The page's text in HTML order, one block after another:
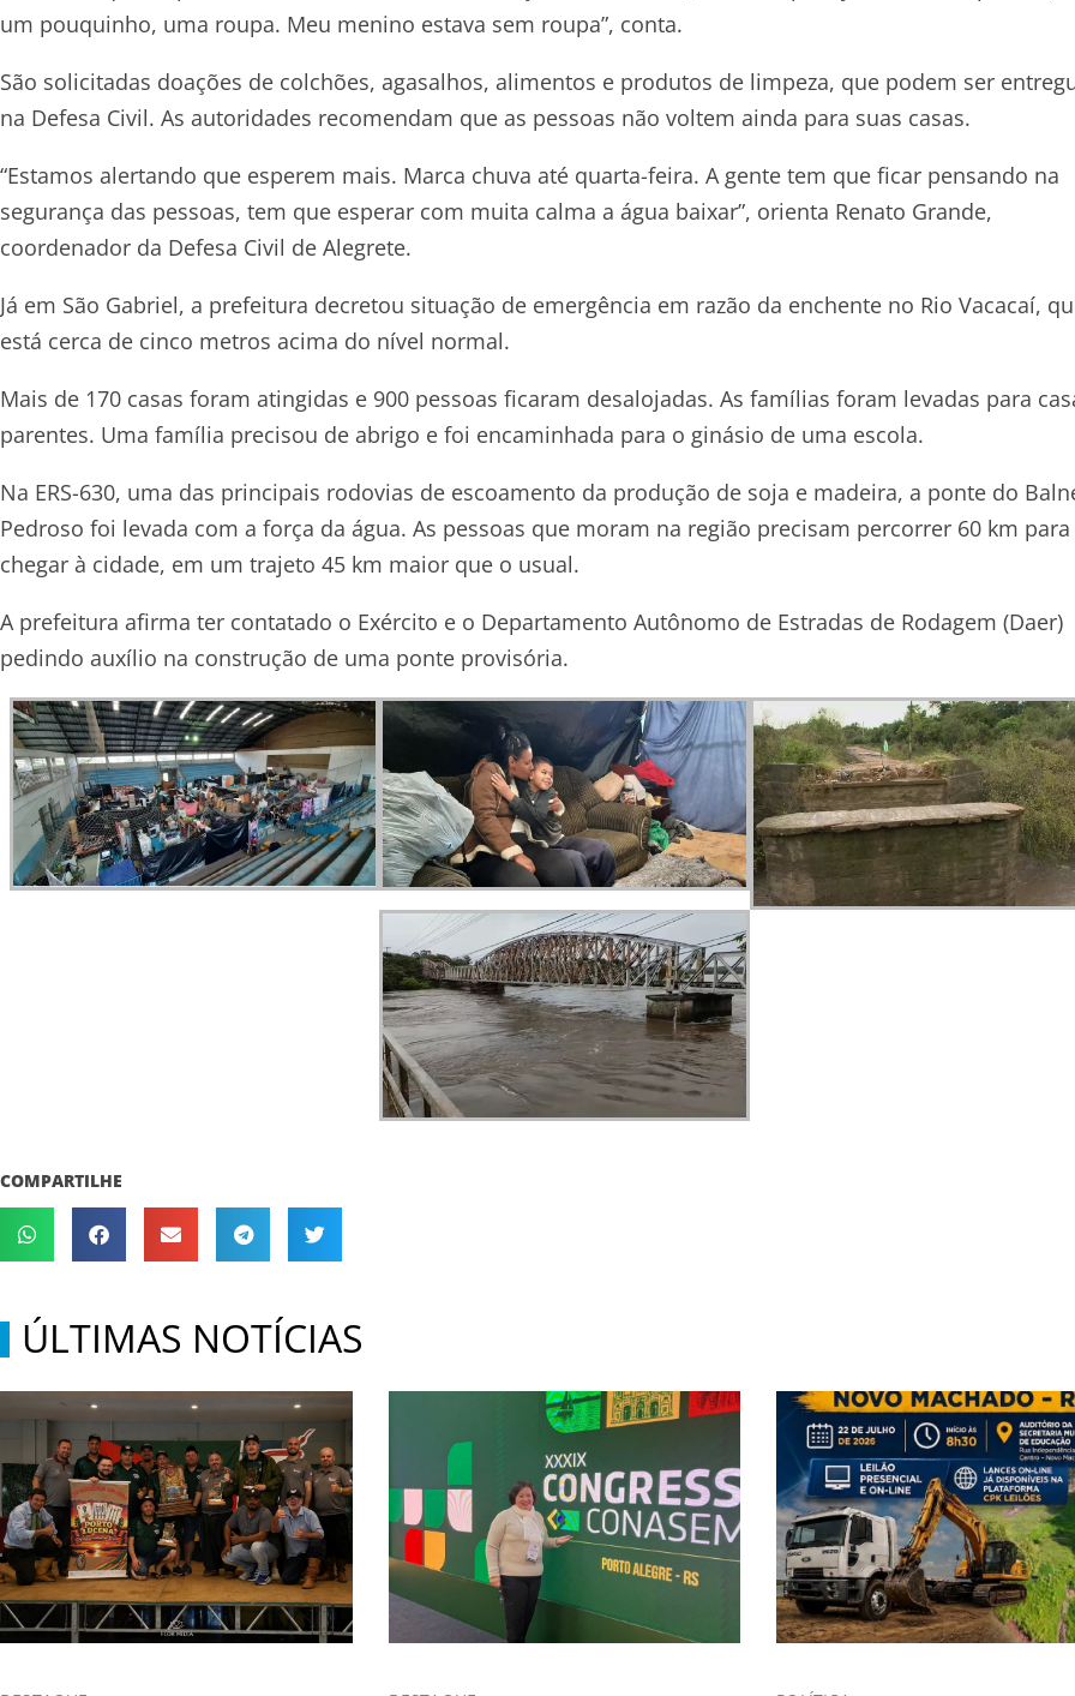
um pouquinho, uma roupa. Meu menino estava sem roupa”, conta.
São solicitadas doações de colchões, agasalhos, alimentos e produtos de limpeza, que podem ser
na Defesa Civil. As autoridades recomendam que as pessoas não voltem ainda para suas casas.
“Estamos alertando que esperem mais. Marca chuva até quarta-feira. A gente tem que ficar pensando na
segurança das pessoas, tem que esperar com muita calma a água baixar”, orienta Renato Grande,
coordenador da Defesa Civil de Alegrete.
Já em São Gabriel, a prefeitura decretou situação de emergência em razão da enchente no Rio Vacacaí,
está cerca de cinco metros acima do nível normal.
Mais de 170 casas foram atingidas e 900 pessoas ficaram desalojadas. As famílias foram levadas para
parentes. Uma família precisou de abrigo e foi encaminhada para o ginásio de uma escola.
Na ERS-630, uma das principais rodovias de escoamento da produção de soja e madeira, a ponte do
Pedroso foi levada com a força da água. As pessoas que moram na região precisam percorrer 60 km para
chegar à cidade, em um trajeto 45 km maior que o usual.
A prefeitura afirma ter contatado o Exército e o Departamento Autônomo de Estradas de Rodagem (Daer)
pedindo auxílio na construção de uma ponte provisória.
COMPARTILHE
ÚLTIMAS NOTÍCIAS